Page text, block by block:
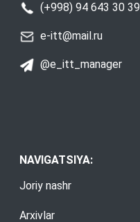
(+998) 94 643 30 39
e-itt@mail.ru
@e_itt_manager
NAVIGATSIYA:
Joriy nashr
Arxivlar